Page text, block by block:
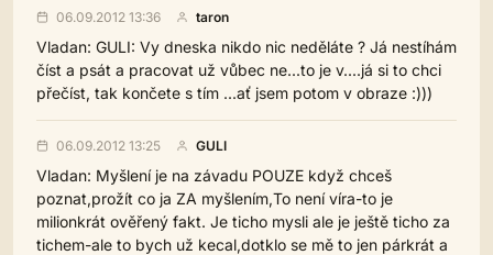
06.09.2012 13:36 taron
Vladan: GULI: Vy dneska nikdo nic neděláte ? Já nestíhám
číst a psát a pracovat už vůbec ne...to je v....já si to chci
přečíst, tak končete s tím ...ať jsem potom v obraze :)))
06.09.2012 13:25 GULI
Vladan: Myšlení je na závadu POUZE když chceš
poznat,prožít co ja ZA myšlením,To není víra-to je
milionkrát ověřený fakt. Je ticho mysli ale je ještě ticho za
tichem-ale to bych už kecal,dotklo se mě to jen párkrát a